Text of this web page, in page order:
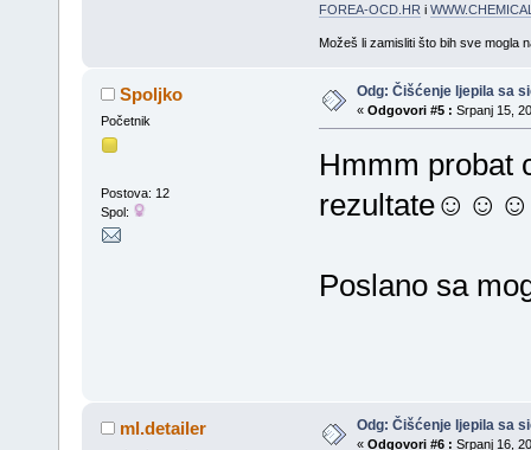
FOREA-OCD.HR i
Možeš li zamisliti što bih sve mogla
Spoljko
Početnik
Postova: 12
Spol:
Odg: Čišćenje ljepila sa
« Odgovori #5 : Srpanj 15,
Hmmm probat
rezultate☺☺☺
Poslano sa
ml.detailer Odg: Čišćenje ljepila sa
« Odgovori #6 : Srpanj 16,